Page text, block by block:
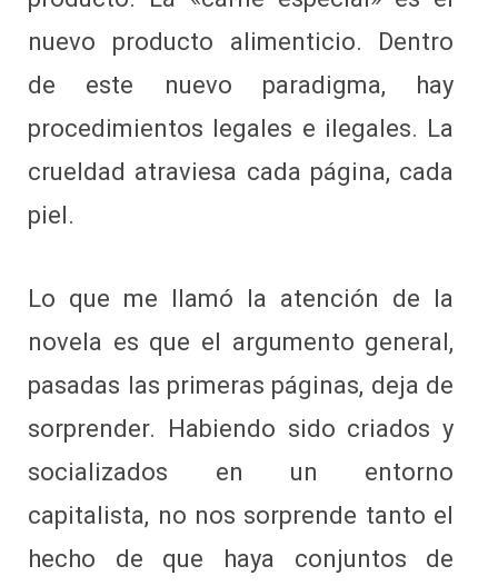
nuevo producto alimenticio. Dentro
de este nuevo paradigma, hay
procedimientos legales e ilegales. La
crueldad atraviesa cada página, cada
piel.
Lo que me llamó la atención de la
novela es que el argumento general,
pasadas las primeras páginas, deja de
sorprender. Habiendo sido criados y
socializados en un entorno
capitalista, no nos sorprende tanto el
hecho de que haya conjuntos de